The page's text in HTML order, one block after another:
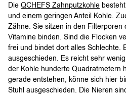
Die QCHEFS Zahnputzkohle
und einem geringen Anteil Kohle.
Zähne. Sie sitzen in den Filterporen
Vitamine binden. Sind die Flocken
frei und bindet dort alles Schlechte.
ausgeschieden. Es reicht sehr
der Kohle hunderte Quadratmetern
gerade entstehen, könne sich hier
Stuhl ausgeschieden. Die Nieren